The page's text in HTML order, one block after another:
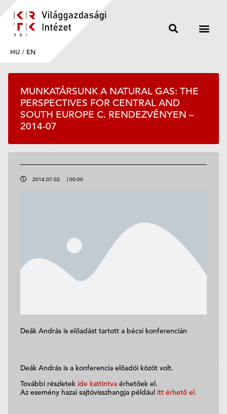
HU / EN
MUNKATÁRSUNK A NATURAL GAS: THE
PERSPECTIVES FOR CENTRAL AND
SOUTH EUROPE C. RENDEZVÉNYEN –
2014-07
2014.07.02 | 00:00
Deák András is előadást tartott a bécsi konferencián
Deák András is a konferencia előadói közöt volt.
További részletek ide kattintva érhetőek el.
Az esemény hazai sajtóvisszhangja például itt érhető el.